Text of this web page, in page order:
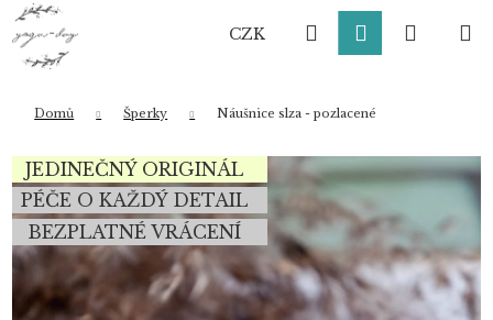
Přejít
obsah
CZK HledatPřihlášení
Domů Šperky Náušnice slza - pozlacené
JEDINEČNÝ ORIGINÁL
PÉČE O KAŽDÝ DETAIL
BEZPLATNÉ VRÁCENÍ
K
o
Zpět
Zpět
HLEDAT